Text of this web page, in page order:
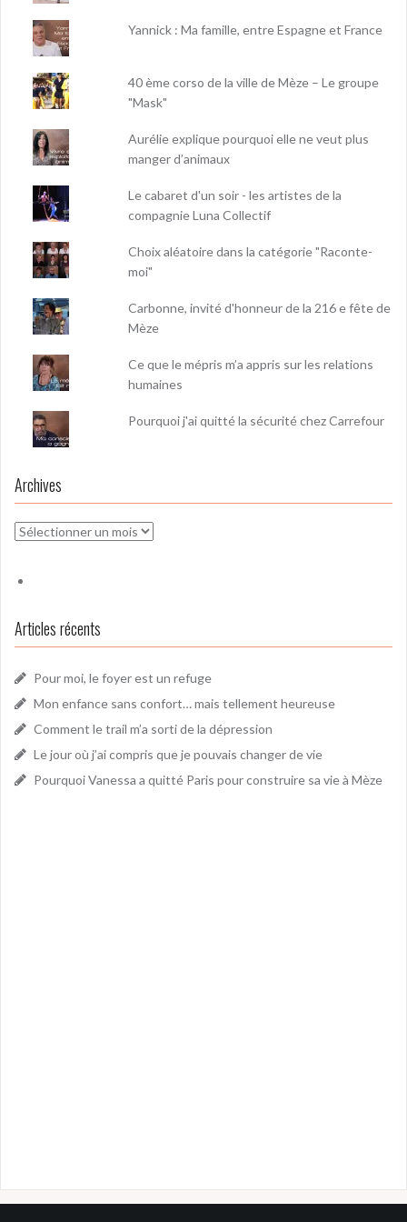
Yannick : Ma famille, entre Espagne et France
40 ème corso de la ville de Mèze – Le groupe
"Mask"
Aurélie explique pourquoi elle ne veut plus
manger d’animaux
Le cabaret d'un soir - les artistes de la
compagnie Luna Collectif
Choix aléatoire dans la catégorie "Raconte-
moi"
Carbonne, invité d'honneur de la 216 e fête de
Mèze
Ce que le mépris m’a appris sur les relations
humaines
Pourquoi j'ai quitté la sécurité chez Carrefour
Archives
Archives
Articles récents
Pour moi, le foyer est un refuge
Mon enfance sans confort… mais tellement heureuse
Comment le trail m’a sorti de la dépression
Le jour où j’ai compris que je pouvais changer de vie
Pourquoi Vanessa a quitté Paris pour construire sa vie à Mèze